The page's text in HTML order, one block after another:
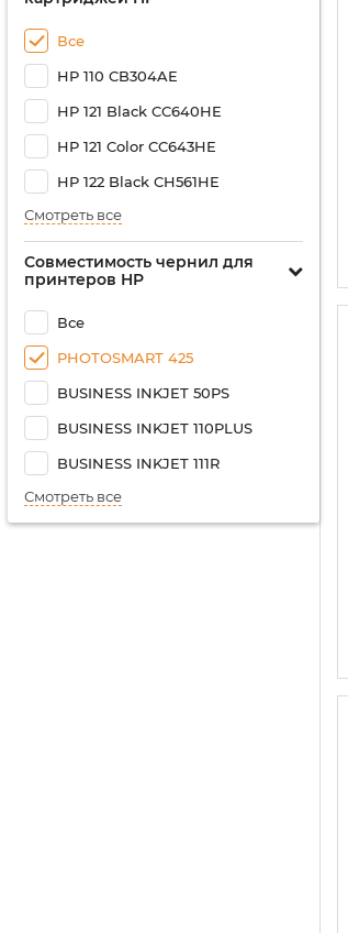
Все
HP 110 CB304AE
HP 121 Black CC640HE
HP 121 Color CC643HE
HP 122 Black CH561HE
Смотреть все
Совместимость чернил для
принтеров HP
Все
PHOTOSMART 425
BUSINESS INKJET 50PS
BUSINESS INKJET 110PLUS
BUSINESS INKJET 111R
Смотреть все